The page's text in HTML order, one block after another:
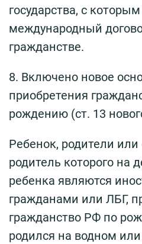
государства, с
международный
гражданстве.
8. Включено новое
приобретения
рождению (ст. 13
Ребенок, родители
родитель которого на
ребенка являются
гражданами или ЛБГ,
гражданство РФ по
родился на водном